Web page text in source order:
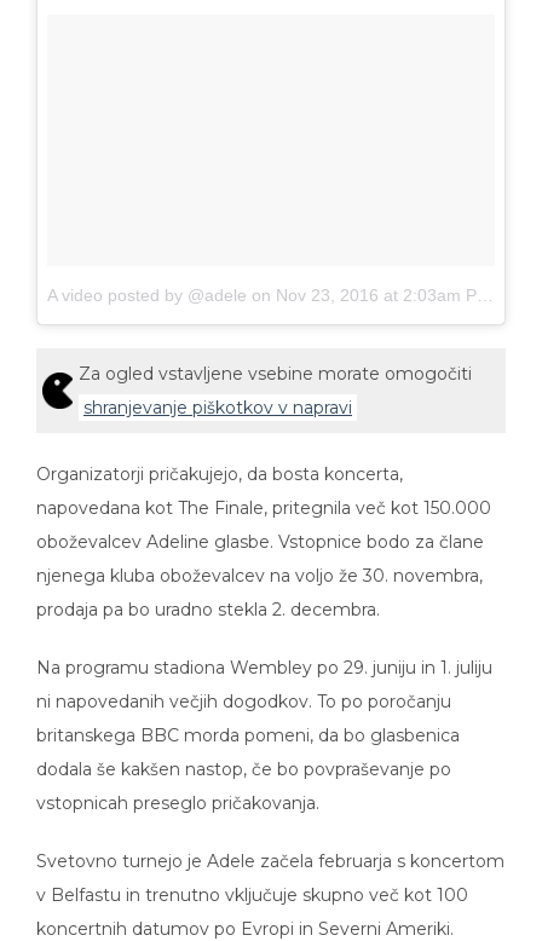
A video posted by @adele on Nov 23, 2016 at 2:03am PST
Za ogled vstavljene vsebine morate omogočiti
shranjevanje piškotkov v napravi
Organizatorji pričakujejo, da bosta koncerta,
napovedana kot The Finale, pritegnila več kot 150.000
oboževalcev Adeline glasbe. Vstopnice bodo za člane
njenega kluba oboževalcev na voljo že 30. novembra,
prodaja pa bo uradno stekla 2. decembra.
Na programu stadiona Wembley po 29. juniju in 1. juliju
ni napovedanih večjih dogodkov. To po poročanju
britanskega BBC morda pomeni, da bo glasbenica
dodala še kakšen nastop, če bo povpraševanje po
vstopnicah preseglo pričakovanja.
Svetovno turnejo je Adele začela februarja s koncertom
v Belfastu in trenutno vključuje skupno več kot 100
koncertnih datumov po Evropi in Severni Ameriki.